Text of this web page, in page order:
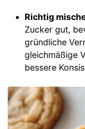
Richtig
Zucker gut,
gründliche
gleichmäßige
bessere